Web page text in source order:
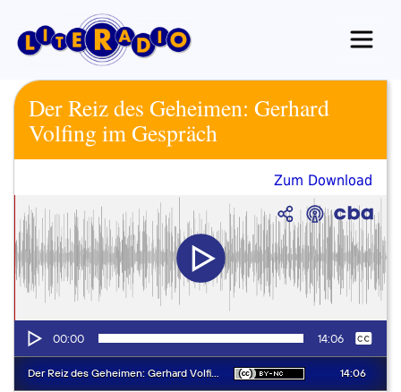
Inhalt
springen
Der Reiz des Geheimen: Gerhard
Volfing im Gespräch
Zum Download